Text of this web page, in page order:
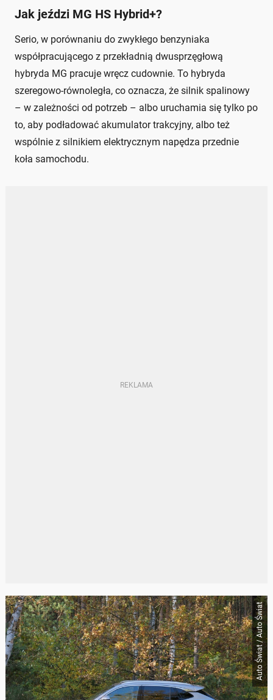
Jak jeździ MG HS Hybrid+?
Serio, w porównaniu do zwykłego benzyniaka
współpracującego z przekładnią dwusprzęgłową
hybryda MG pracuje wręcz cudownie. To hybryda
szeregowo-równoległa, co oznacza, że silnik spalinowy
– w zależności od potrzeb – albo uruchamia się tylko po
to, aby podładować akumulator trakcyjny, albo też
wspólnie z silnikiem elektrycznym napędza przednie
koła samochodu.
Auto Świat / Auto Świat